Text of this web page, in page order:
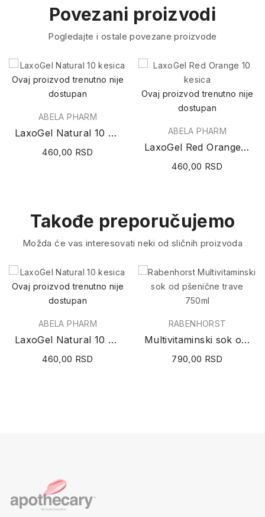
Povezani proizvodi
Pogledajte i ostale povezane proizvode
Ovaj proizvod trenutno nije
dostupan
ABELA PHARM
LaxoGel Natural 10 kesica
460,00 RSD
Ovaj proizvod trenutno nije
dostupan
ABELA PHARM
LaxoGel Red Orange 10 kesica
460,00 RSD
Takođe preporučujemo
Možda će vas interesovati neki od sličnih proizvoda
Ovaj proizvod trenutno nije
dostupan
ABELA PHARM
LaxoGel Natural 10 kesica
460,00 RSD
RABENHORST
Multivitaminski sok od pšenične trave 750ml
790,00 RSD